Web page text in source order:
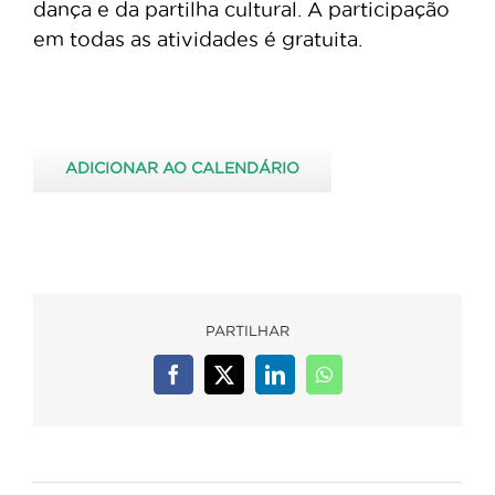
dança e da partilha cultural. A participação
em todas as atividades é gratuita.
ADICIONAR AO CALENDÁRIO
PARTILHAR
Facebook
X LinkedInWhatsApp